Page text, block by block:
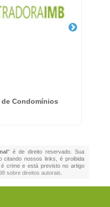
Condomínios
" é de direito reservado. Sua
citando nossos links, é proibida
crime e está previsto no artigo
sobre direitos autorais